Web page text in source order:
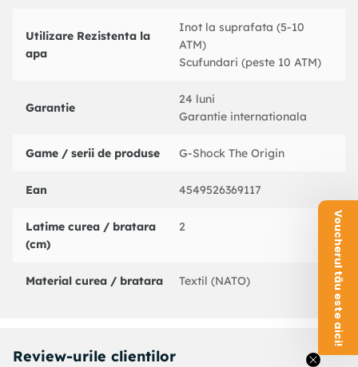
Utilizare Rezistenta la
apa
Inot la suprafata (5-10
ATM)
Scufundari (peste 10 ATM)
Garantie
24 luni
Garantie internationala
Game / serii de produse G-Shock The Origin
Ean 4549526369117
Latime curea / bratara
(cm)
2
Material curea / bratara Textil (NATO)
Review-urile clientilor
Voucherul tău este aici!